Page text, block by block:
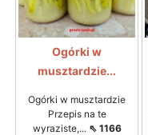
Ogórki w
musztardzie...
Ogórki w musztardzie
Przepis na te
wyraziste,... ⇖ 1166